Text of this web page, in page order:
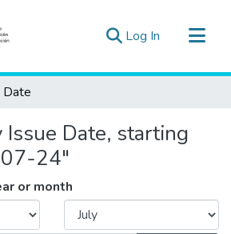
Log In (current)
Date, starting
24"
or month